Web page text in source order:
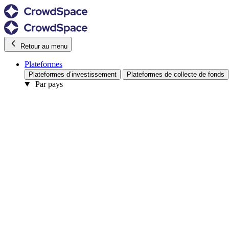
Retour au menu
Plateformes
Plateformes d’investissement Plateformes de collecte de fonds
Par pays